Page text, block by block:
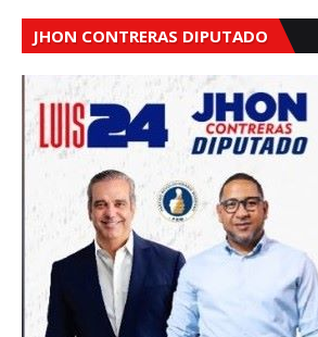
JHON CONTRERAS DIPUTADO